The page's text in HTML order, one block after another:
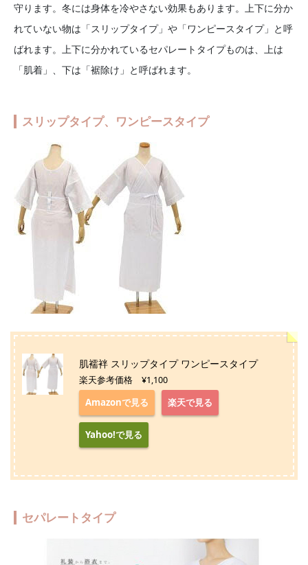
守ります。冬には身体を冷やさない効果もあります。上下に分か
れていない物は「スリップタイプ」や「ワンピースタイプ」と呼
ばれます。上下に分かれているセパレートタイプものは、上は
「肌着」、下は「裾除け」と呼ばれます。
スリップタイプ、ワンピースタイプ
肌襦袢 スリップタイプ ワンピースタイプ
楽天参考価格 ¥1,100
Amazonで見る 楽天で見る
Yahoo!で見る
セパレートタイプ